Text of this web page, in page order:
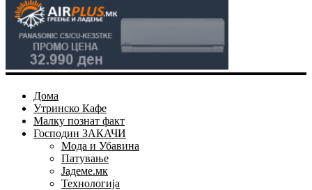
Дома
Утринско Кафе
Малку познат факт
Господин ЗАКАЧИ
Мода и Убавина
Патување
Јадеме.мк
Технологија